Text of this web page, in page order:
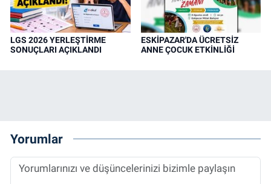
LGS 2026 YERLEŞTİRME
SONUÇLARI AÇIKLANDI
ESKİPAZAR'DA ÜCRETSİZ
ANNE ÇOCUK ETKİNLİĞİ
Yorumlar